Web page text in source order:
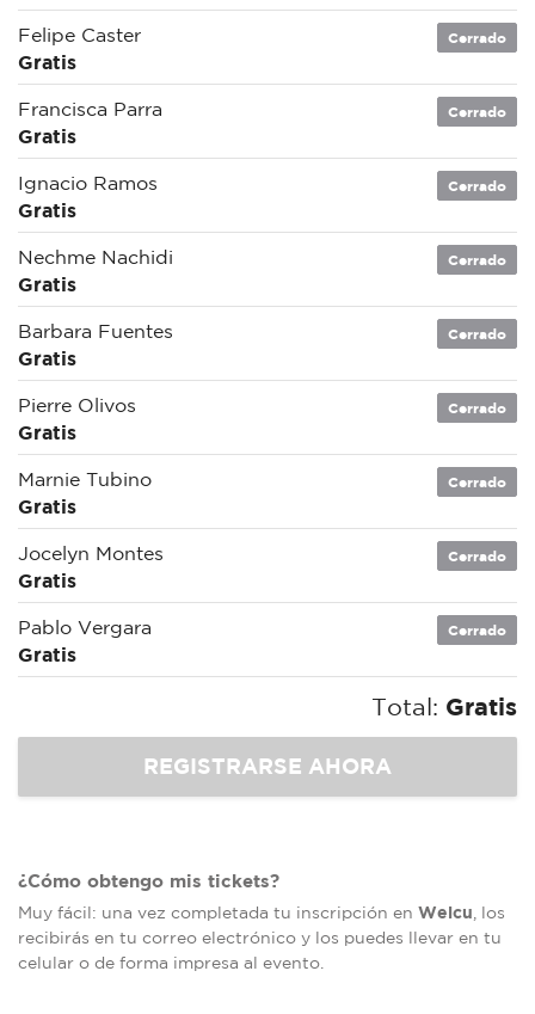
Felipe Caster
Gratis
Cerrado
Francisca Parra
Gratis
Cerrado
Ignacio Ramos
Gratis
Cerrado
Nechme Nachidi
Gratis
Cerrado
Barbara Fuentes
Gratis
Cerrado
Pierre Olivos
Gratis
Cerrado
Marnie Tubino
Gratis
Cerrado
Jocelyn Montes
Gratis
Cerrado
Pablo Vergara
Gratis
Cerrado
Total: Gratis
¿Cómo obtengo mis tickets?
Muy fácil: una vez completada tu inscripción en Welcu , los
recibirás en tu correo electrónico y los puedes llevar en tu
celular o de forma impresa al evento.